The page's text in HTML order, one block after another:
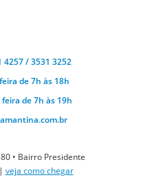
4257 / 3531 3252
feira de 7h às 18h
feira de 7h às 19h
• Bairro Presidente
veja como chegar